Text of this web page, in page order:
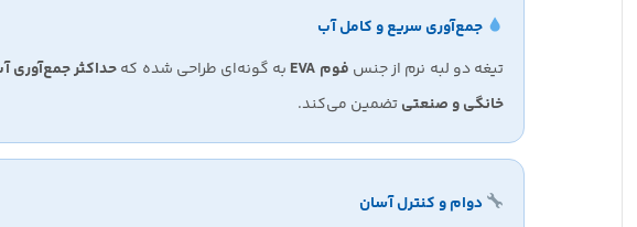
جمع‌آوری سریع و کامل آب
تیغه دو لبه نرم از جنس فوم EVA به گونه‌ای طراحی شده کهحداکثر جمع‌آوری
خانگی و صنعتیتضمین می‌کند.
دوام و کنترل آسان